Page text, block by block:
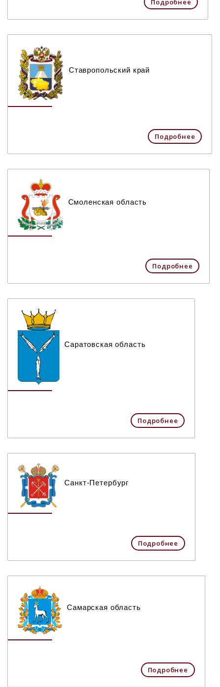
Подробнее
Ставропольский край
Подробнее
Смоленская область
Подробнее
Саратовская область
Подробнее
Санкт-Петербург
Подробнее
Самарская область
Подробнее